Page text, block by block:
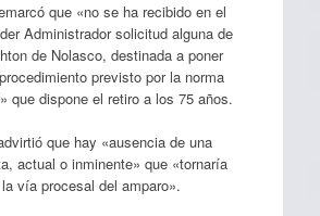
que «no se ha recibido en el
Administrador solicitud alguna de
de Nolasco, destinada a poner
previsto por la norma
que dispone el retiro a los 75 años.
que hay «ausencia de una
actual o inminente» que «tornaría
vía procesal del amparo».